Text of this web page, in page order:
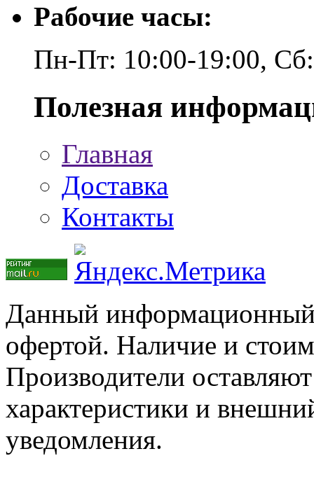
Рабочие часы:
Пн-Пт: 10:00-19:00,
Полезная
Главная
Доставка
Контакты
Данный информационный
офертой. Наличие и
Производители
характеристики и
уведомления.